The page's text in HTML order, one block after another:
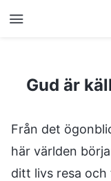
Gud är källan till
Gud är
Från det
här världen
ditt livs resa och